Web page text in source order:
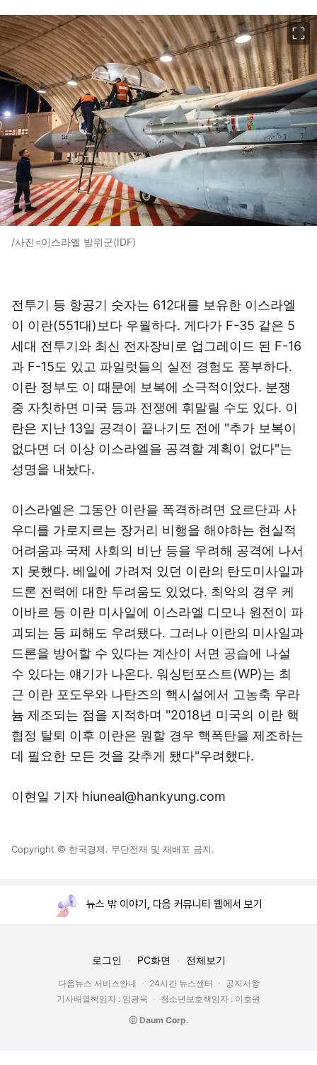
/사진=이스라엘 방위군(IDF)
전투기 등 항공기 숫자는 612대를 보유한 이스라엘
이 이란(551대)보다 우월하다. 게다가 F-35 같은 5
세대 전투기와 최신 전자장비로 업그레이드 된 F-16
과 F-15도 있고 파일럿들의 실전 경험도 풍부하다.
이란 정부도 이 때문에 보복에 소극적이었다. 분쟁
중 자칫하면 미국 등과 전쟁에 휘말릴 수도 있다. 이
란은 지난 13일 공격이 끝나기도 전에 "추가 보복이
없다면 더 이상 이스라엘을 공격할 계획이 없다"는
성명을 내놨다.
이스라엘은 그동안 이란을 폭격하려면 요르단과 사
우디를 가로지르는 장거리 비행을 해야하는 현실적
어려움과 국제 사회의 비난 등을 우려해 공격에 나서
지 못했다. 베일에 가려져 있던 이란의 탄도미사일과
드론 전력에 대한 두려움도 있었다. 최악의 경우 케
이바르 등 이란 미사일에 이스라엘 디모나 원전이 파
괴되는 등 피해도 우려됐다. 그러나 이란의 미사일과
드론을 방어할 수 있다는 계산이 서면 공습에 나설
수 있다는 얘기가 나온다. 워싱턴포스트(WP)는 최
근 이란 포도우와 나탄즈의 핵시설에서 고농축 우라
늄 제조되는 점을 지적하며 "2018년 미국의 이란 핵
협정 탈퇴 이후 이란은 원할 경우 핵폭탄을 제조하는
데 필요한 모든 것을 갖추게 됐다"우려했다.
이현일 기자 hiuneal@hankyung.com
Copyright © 한국경제. 무단전재 및 재배포 금지.
뉴스 밖 이야기, 다음 커뮤니티 웹에서 보기
로그인 PC화면 전체보기
다음뉴스 서비스안내 24시간 뉴스센터
공지사항
기사배열책임자 : 임광욱
청소년보호책임자 : 이호원
ⓒ Daum Corp.